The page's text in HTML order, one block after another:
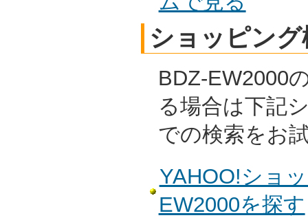
ショッピング
BDZ-EW2000
る場合は下記
での検索をお
YAHOO!ショ
EW2000を探す